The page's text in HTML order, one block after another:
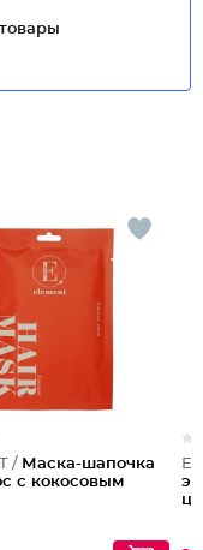
/ Маска-шапочка
с кокосовым